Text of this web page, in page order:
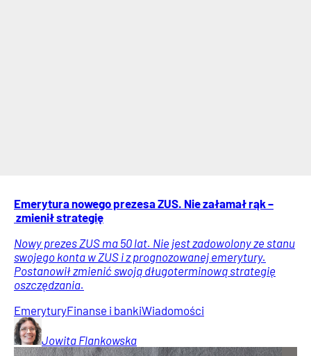
Emerytura nowego prezesa ZUS. Nie załamał rąk –
zmienił strategię
Nowy prezes ZUS ma 50 lat. Nie jest zadowolony ze stanu
swojego konta w ZUS i z prognozowanej emerytury.
Postanowił zmienić swoją długoterminową strategię
oszczędzania.
EmeryturyFinanse i bankiWiadomości
Jowita Flankowska